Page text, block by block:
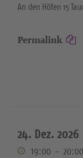
An den Höfen 15
Permalink
24. Dez. 2026
19:00 - 20:00